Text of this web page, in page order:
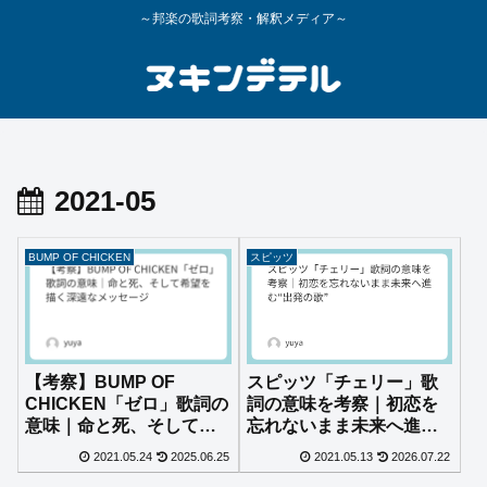
～邦楽の歌詞考察・解釈メディア～
2021-05
BUMP OF CHICKEN
【考察】BUMP OF
CHICKEN「ゼロ」歌詞の
意味｜命と死、そして希
望を描く深遠なメッセー
ジ
2021.05.24 2025.06.25
スピッツ
スピッツ「チェリー」歌
詞の意味を考察｜初恋を
忘れないまま未来へ進
む“出発の歌”
2021.05.13 2026.07.22